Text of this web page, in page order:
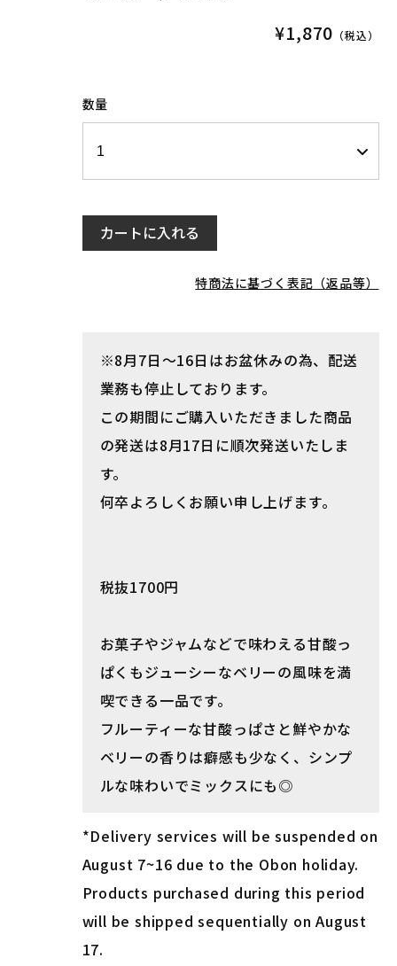
¥1,870 （税込）
数量
カートに入れる
特商法に基づく表記（返品等）
※8月7日～16日はお盆休みの為、配送
業務も停止しております。
この期間にご購入いただきました商品
の発送は8月17日に順次発送いたしま
す。
何卒よろしくお願い申し上げます。
税抜1700円
お菓子やジャムなどで味わえる甘酸っ
ぱくもジューシーなベリーの風味を満
喫できる一品です。
フルーティーな甘酸っぱさと鮮やかな
ベリーの香りは癖感も少なく、シンプ
ルな味わいでミックスにも◎
*Delivery services will be suspended on
August 7~16 due to the Obon holiday.
Products purchased during this period
will be shipped sequentially on August
17.